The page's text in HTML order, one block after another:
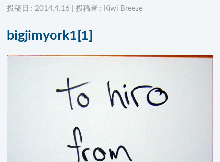
投稿日 : 2014.4.16 | 投稿者 : Kiwi Breeze
bigjimyork1[1]